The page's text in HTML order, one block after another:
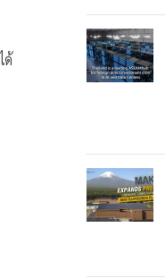
ด้